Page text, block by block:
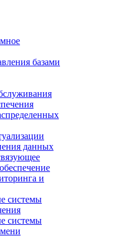
базами
данных
и
системы
системы